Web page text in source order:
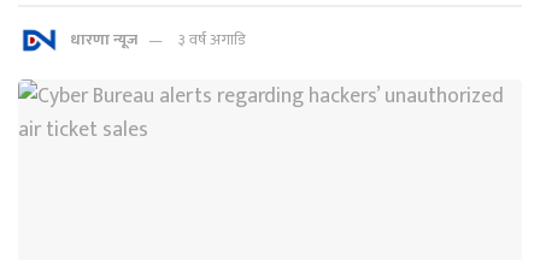
धारणा न्यूज ३ वर्ष अगाडि